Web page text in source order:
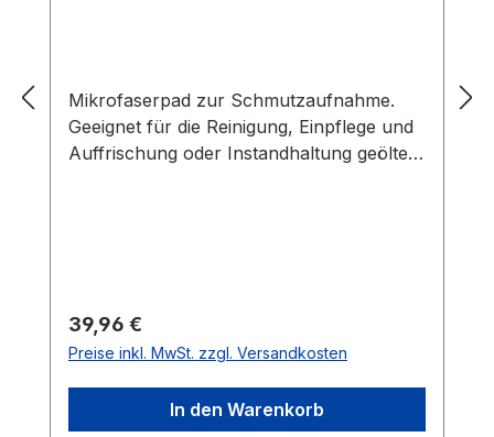
Mikrofaserpad zur Schmutzaufnahme.
Geeignet für die Reinigung, Einpflege und
Auffrischung oder Instandhaltung geölter
Regulärer Preis:
39,96 €
Preise inkl. MwSt. zzgl. Versandkosten
In den Warenkorb